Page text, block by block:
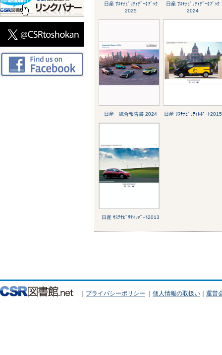
日産 ｻｽﾃﾅﾋﾞﾘﾃｨﾃﾞｰﾀﾌﾞｯｸ
2025
日産 ｻｽﾃﾅﾋﾞﾘﾃｨﾃﾞｰﾀﾌﾞｯｸ
2024
日産 統合報告書 2024 日産 ｻｽﾃﾅﾋﾞﾘﾃｨﾚﾎﾟｰﾄ2015
日産 ｻｽﾃﾅﾋﾞﾘﾃｨﾚﾎﾟｰﾄ2013
｜ プライバシーポリシー ｜ 個人情報の取扱い ｜ 運営